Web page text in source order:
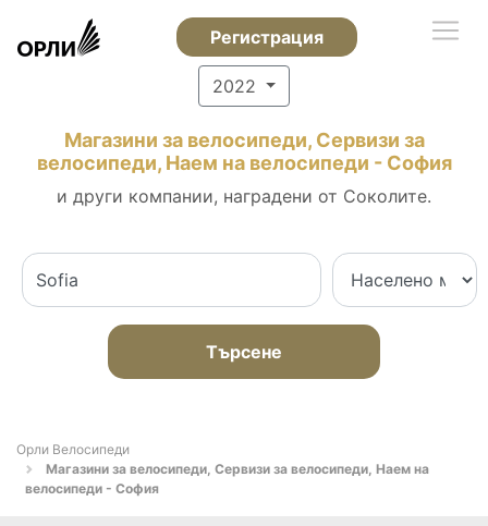
Регистрация
2022
Магазини за велосипеди, Сервизи за
велосипеди, Наем на велосипеди - София
и други компании, наградени от Соколите.
Търсене
Орли Велосипеди
Магазини за велосипеди, Сервизи за велосипеди, Наем на
велосипеди - София